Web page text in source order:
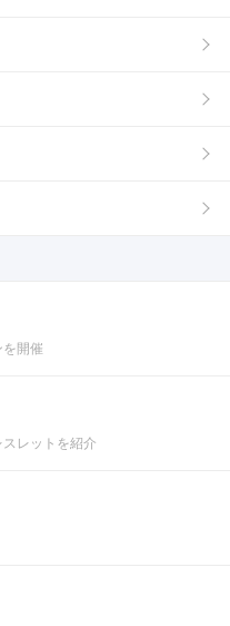
開催
レットを紹介